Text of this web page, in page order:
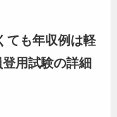
ても年収例は軽
用試験の詳細